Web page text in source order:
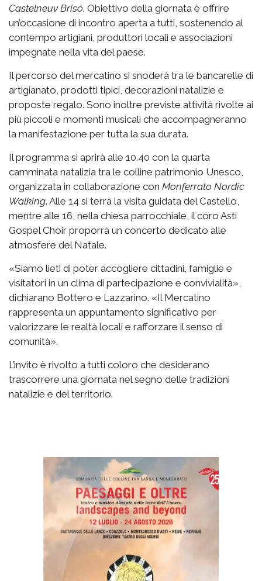
Castelneuv Brisó. Obiettivo della giornata è offrire
un’occasione di incontro aperta a tutti, sostenendo al
contempo artigiani, produttori locali e associazioni
impegnate nella vita del paese.
Il percorso del mercatino si snoderà tra le bancarelle di
artigianato, prodotti tipici, decorazioni natalizie e
proposte regalo. Sono inoltre previste attività rivolte ai
più piccoli e momenti musicali che accompagneranno
la manifestazione per tutta la sua durata.
Il programma si aprirà alle 10.40 con la quarta
camminata natalizia tra le colline patrimonio Unesco,
organizzata in collaborazione con Monferrato Nordic
Walking. Alle 14 si terrà la visita guidata del Castello,
mentre alle 16, nella chiesa parrocchiale, il coro Asti
Gospel Choir proporrà un concerto dedicato alle
atmosfere del Natale.
«Siamo lieti di poter accogliere cittadini, famiglie e
visitatori in un clima di partecipazione e convivialità»,
dichiarano Bottero e Lazzarino. «Il Mercatino
rappresenta un appuntamento significativo per
valorizzare le realtà locali e rafforzare il senso di
comunità».
L’invito è rivolto a tutti coloro che desiderano
trascorrere una giornata nel segno delle tradizioni
natalizie e del territorio.